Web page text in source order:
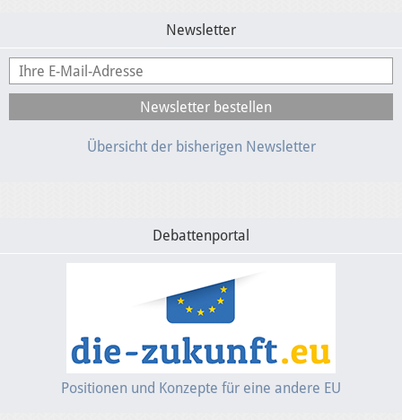
Newsletter
Übersicht der bisherigen Newsletter
Debattenportal
Positionen und Konzepte für eine andere EU